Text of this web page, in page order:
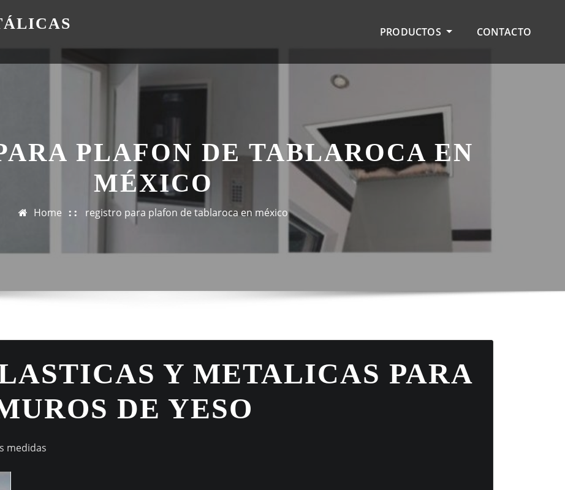
PRODUCTOS CONTACTO
PLAFON DE TABLAROCA EN
MÉXICO
Home registro para plafon de tablaroca en méxico
Y METALICAS PARA
DE YESO
medidas